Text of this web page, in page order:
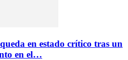
en estado crítico tras un
en el…